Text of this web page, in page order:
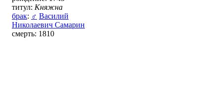
титул: Княжна
брак: ♂ Василий
Николаевич Самарин
смерть: 1810